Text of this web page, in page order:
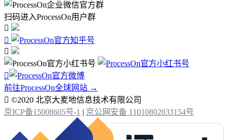
扫码进入ProcessOn用户群




前往ProcessOn全球网站 →
 ©2020 北京大麦地信息技术有限公司
京ICP备15008605号-1 | 京公网安备 11010802033154号